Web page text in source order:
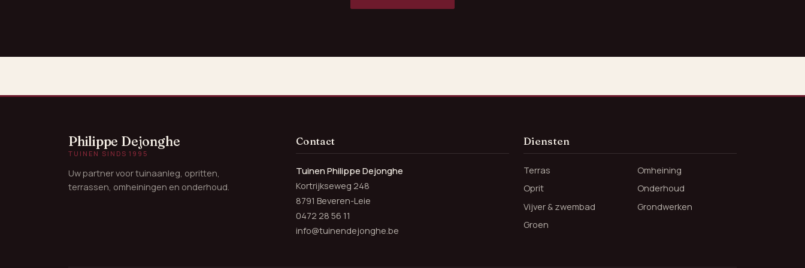
Philippe Dejonghe
TUINEN SINDS 1995
Uw partner voor tuinaanleg, opritten,
terrassen, omheiningen en onderhoud.
Contact
Tuinen Philippe Dejonghe
Kortrijkseweg 248
8791 Beveren-Leie
0472 28 56 11
info@tuinendejonghe.be
Diensten
Terras
Oprit
Vijver & zwembad
Groen
Omheining
Onderhoud
Grondwerken